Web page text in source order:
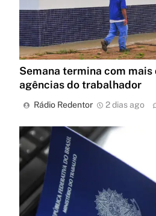
Semana termina com mais
agências do trabalhador
Rádio Redentor 2 dias ago